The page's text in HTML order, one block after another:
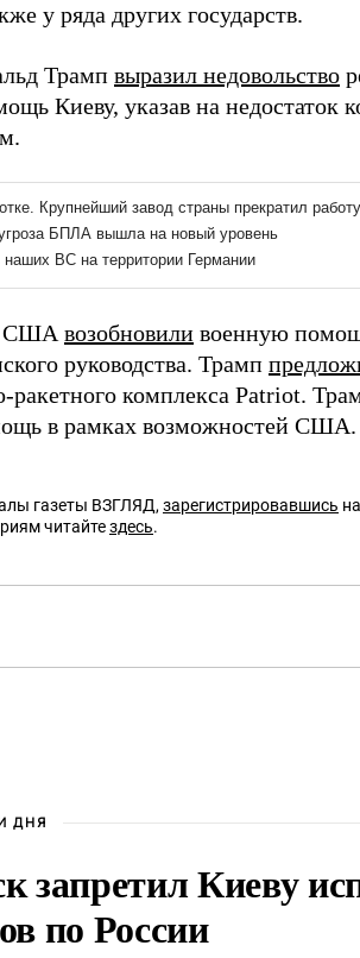
у ряда других государств.
Трамп выразил недовольство
Киеву, указав на недостаток
СШАвозобновили военную
руководства. Трамп
ракетного комплекса Patriot.
в рамках возможностей США.
газеты ВЗГЛЯД,зарегистрировавшись
читайтездесь.
ДНЯ
Киеву
по России